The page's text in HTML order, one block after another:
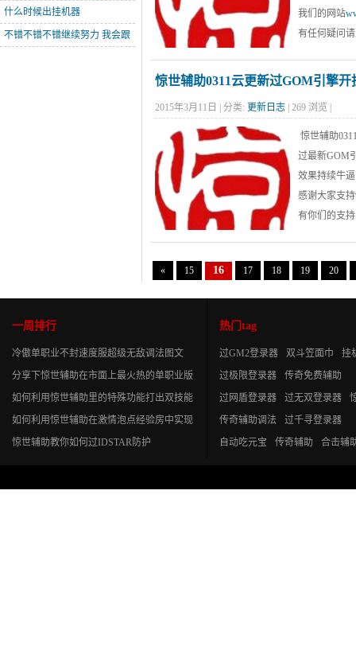
您有需要 可以
什么时候出挂机器
不错不错不错继续努力 我会跟
我们的网站
有任何疑问
惊世辅助0311云更新过GOM引擎
2015年3月11日 | 分类: 更新日志 | 269 浏览 |
惊世辅助
过最新GOM
效果持续牛
感谢大家支
有你们的支
« 15 16 17 18 19 20
一周排行
冷傲单职业不封速度服超级无敌调法图文
分享下惊世辅助在市面上最火热的单职业版
本战士无敌秒杀调法
如何利用惊世辅助里的特殊功能打出双技能
效果
如何利用惊世辅助在激情泡点经验房中实现
自动跑步挂机
惊世辅助教你如何过IDSTAR防护
热门tag
过GM2登录器 双斗笠面巾
挂
过极限登录器
传奇免费辅助
过网盾登录器
过无双登录器
传奇辅助调法
过千寻登录器
自动吃元宝
传奇辅助
合击辅
GOM引擎
过GOM登录器的辅